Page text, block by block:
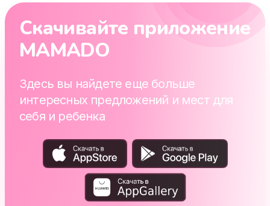
Скачивайте приложение
MAMADO
Здесь вы найдете еще больше
интересных предложений и мест для
себя и ребенка